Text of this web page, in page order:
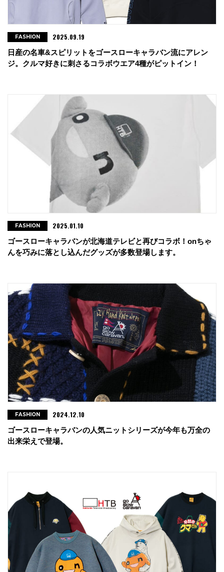
日産の名車&スピリットをゴースローキャラバン流にアレン
ジ。クルマ好きに刺さるコラボウエア4種がピットイン！
FASHION 2025.09.19
ゴースローキャラバンが北海道テレビと再びコラボ！onちゃ
んを巧みに落とし込んだグッズが多数登場します。
FASHION 2025.01.10
ゴースローキャラバンの人気ニットシリーズが今年も万全の
出来栄えで登場。
FASHION 2024.12.10